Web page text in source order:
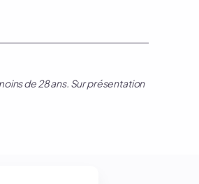
de 28 ans. Sur présentation